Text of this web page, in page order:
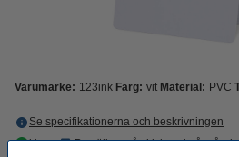
Varumärke: 123ink Färg: vit Material: PVC
Se specifikationerna och beskrivningen
i lager
Beställ nu så skickar vi på